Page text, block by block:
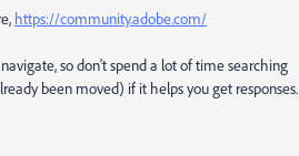
https://community.adobe.com/
so don't spend a lot of time searching
been moved) if it helps you get responses.